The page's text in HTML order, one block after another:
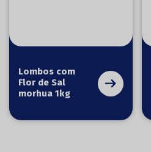
Lombos com
Flor de Sal
morhua 1kg